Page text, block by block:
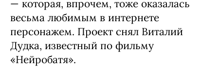
— которая, впрочем, тоже оказалась
весьма любимым в интернете
персонажем. Проект снял Виталий
Дудка, известный по фильму
«Нейробатя».